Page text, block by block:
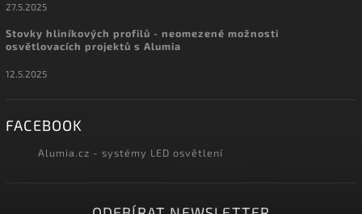
27.5.2025
Stovky hliníkových profilů - neomezené možnosti
osvětlovacích projektů s Alumia
12.5.2025
FACEBOOK
Alumia.cz - systémy LED osvětlení